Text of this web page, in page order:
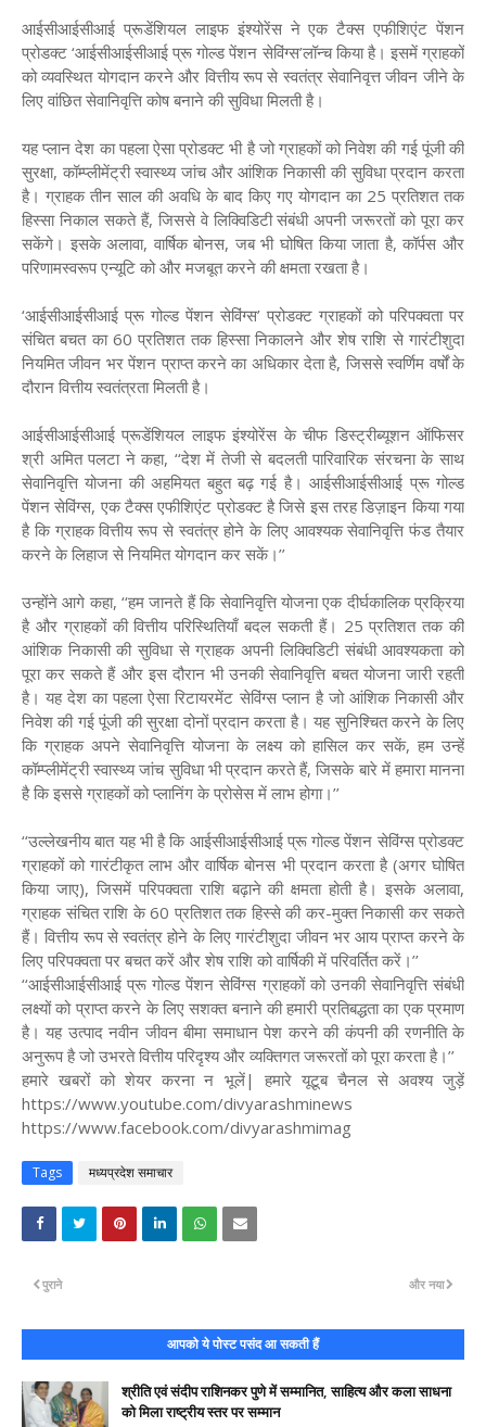
आईसीआईसीआई प्रूडेंशियल लाइफ इंश्योरेंस ने एक टैक्स एफीशिएंट पेंशन
प्रोडक्ट ‘आईसीआईसीआई प्रू गोल्ड पेंशन सेविंग्स’लॉन्च किया है। इसमें ग्राहकों
को व्यवस्थित योगदान करने और वित्तीय रूप से स्वतंत्र सेवानिवृत्त जीवन जीने के
लिए वांछित सेवानिवृत्ति कोष बनाने की सुविधा मिलती है।
यह प्लान देश का पहला ऐसा प्रोडक्ट भी है जो ग्राहकों को निवेश की गई पूंजी की
सुरक्षा, कॉम्प्लीमेंट्री स्वास्थ्य जांच और आंशिक निकासी की सुविधा प्रदान करता
है। ग्राहक तीन साल की अवधि के बाद किए गए योगदान का 25 प्रतिशत तक
हिस्सा निकाल सकते हैं, जिससे वे लिक्विडिटी संबंधी अपनी जरूरतों को पूरा कर
सकेंगे। इसके अलावा, वार्षिक बोनस, जब भी घोषित किया जाता है, कॉर्पस और
परिणामस्वरूप एन्यूटि को और मजबूत करने की क्षमता रखता है।
‘आईसीआईसीआई प्रू गोल्ड पेंशन सेविंग्स’ प्रोडक्ट ग्राहकों को परिपक्वता पर
संचित बचत का 60 प्रतिशत तक हिस्सा निकालने और शेष राशि से गारंटीशुदा
नियमित जीवन भर पेंशन प्राप्त करने का अधिकार देता है, जिससे स्वर्णिम वर्षों के
दौरान वित्तीय स्वतंत्रता मिलती है।
आईसीआईसीआई प्रूडेंशियल लाइफ इंश्योरेंस के चीफ डिस्ट्रीब्यूशन ऑफिसर
श्री अमित पलटा ने कहा, ‘‘देश में तेजी से बदलती पारिवारिक संरचना के साथ
सेवानिवृत्ति योजना की अहमियत बहुत बढ़ गई है। आईसीआईसीआई प्रू गोल्ड
पेंशन सेविंग्स, एक टैक्स एफीशिएंट प्रोडक्ट है जिसे इस तरह डिज़ाइन किया गया
है कि ग्राहक वित्तीय रूप से स्वतंत्र होने के लिए आवश्यक सेवानिवृत्ति फंड तैयार
करने के लिहाज से नियमित योगदान कर सकें।’’
उन्होंने आगे कहा, ‘‘हम जानते हैं कि सेवानिवृत्ति योजना एक दीर्घकालिक प्रक्रिया
है और ग्राहकों की वित्तीय परिस्थितियाँ बदल सकती हैं। 25 प्रतिशत तक की
आंशिक निकासी की सुविधा से ग्राहक अपनी लिक्विडिटी संबंधी आवश्यकता को
पूरा कर सकते हैं और इस दौरान भी उनकी सेवानिवृत्ति बचत योजना जारी रहती
है। यह देश का पहला ऐसा रिटायरमेंट सेविंग्स प्लान है जो आंशिक निकासी और
निवेश की गई पूंजी की सुरक्षा दोनों प्रदान करता है। यह सुनिश्चित करने के लिए
कि ग्राहक अपने सेवानिवृत्ति योजना के लक्ष्य को हासिल कर सकें, हम उन्हें
कॉम्प्लीमेंट्री स्वास्थ्य जांच सुविधा भी प्रदान करते हैं, जिसके बारे में हमारा मानना
है कि इससे ग्राहकों को प्लानिंग के प्रोसेस में लाभ होगा।’’
‘‘उल्लेखनीय बात यह भी है कि आईसीआईसीआई प्रू गोल्ड पेंशन सेविंग्स प्रोडक्ट
ग्राहकों को गारंटीकृत लाभ और वार्षिक बोनस भी प्रदान करता है (अगर घोषित
किया जाए), जिसमें परिपक्वता राशि बढ़ाने की क्षमता होती है। इसके अलावा,
ग्राहक संचित राशि के 60 प्रतिशत तक हिस्से की कर-मुक्त निकासी कर सकते
हैं। वित्तीय रूप से स्वतंत्र होने के लिए गारंटीशुदा जीवन भर आय प्राप्त करने के
लिए परिपक्वता पर बचत करें और शेष राशि को वार्षिकी में परिवर्तित करें।’’
‘‘आईसीआईसीआई प्रू गोल्ड पेंशन सेविंग्स ग्राहकों को उनकी सेवानिवृत्ति संबंधी
लक्ष्यों को प्राप्त करने के लिए सशक्त बनाने की हमारी प्रतिबद्धता का एक प्रमाण
है। यह उत्पाद नवीन जीवन बीमा समाधान पेश करने की कंपनी की रणनीति के
अनुरूप है जो उभरते वित्तीय परिदृश्य और व्यक्तिगत जरूरतों को पूरा करता है।’’
हमारे खबरों को शेयर करना न भूलें| हमारे यूटूब चैनल से अवश्य जुड़ें
https://www.youtube.com/divyarashminews
https://www.facebook.com/divyarashmimag
Tags मध्यप्रदेश समाचार
और नया
पुराने
आपको ये पोस्ट पसंद आ सकती हैं
श्रीति एवं संदीप राशिनकर पुणे में सम्मानित, साहित्य और कला साधना
को मिला राष्ट्रीय स्तर पर सम्मान